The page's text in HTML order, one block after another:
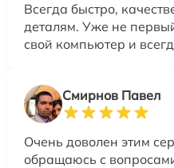
Всегда быстро,
деталям. Уже не
свой компьютер и
Смирнов Павел
Очень доволен этим
обращаюсь с